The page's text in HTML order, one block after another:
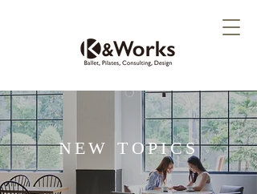
NEW TOPICS